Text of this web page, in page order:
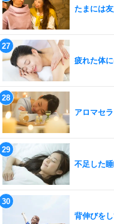
たまには
疲れた体
アロマセ
不足した
背伸びを